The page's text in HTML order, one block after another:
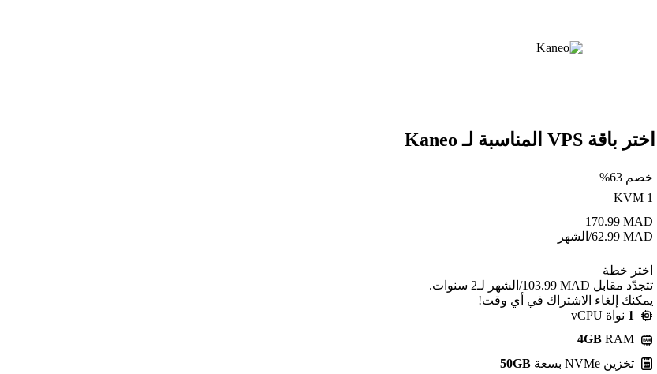
اختر باقة VPS المناسبة لـ Kaneo
خصم 63%
KVM 1
MAD
170.99
MAD
62.99/الشهر
اختر خطة
تتجدّد مقابل MAD ⁦103.99⁩/الشهر لـ2 سنوات.
يمكنك إلغاء الاشتراك في أي وقت!
1 نواة vCPU
4GB RAM
تخزين NVMe بسعة
50GB